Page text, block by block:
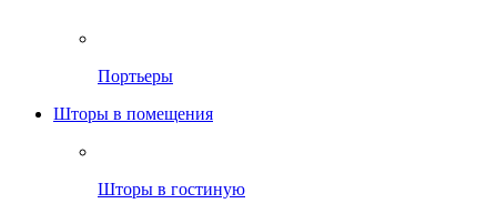
Портьеры
Шторы в помещения
Шторы в гостиную